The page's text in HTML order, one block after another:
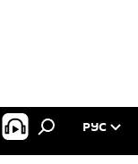
РУС